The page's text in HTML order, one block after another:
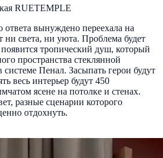
RUETEMPLE
ответа вынуждено переехала на
ни света, ни уюта. Проблема будет
тропический душ, который
пространства стеклянной
системе Пенал. Засыпать герои будут
весь интерьер будут 450
ясене на потолке и стенах.
разные сценарии которого
отдохнуть.